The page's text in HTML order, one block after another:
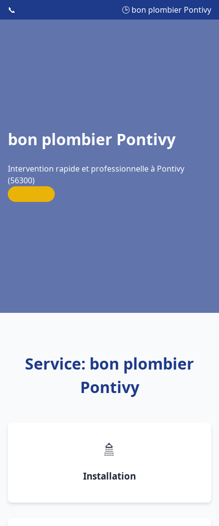
📞 🕒 bon plombier Pontivy
bon plombier Pontivy
Intervention rapide et professionnelle à Pontivy
(56300)
Service: bon plombier
Pontivy
🚿
Installation